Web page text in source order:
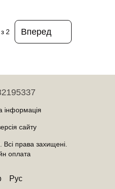
з 2 Вперед
інформація
сайту
права захищені.
оплата
Рус